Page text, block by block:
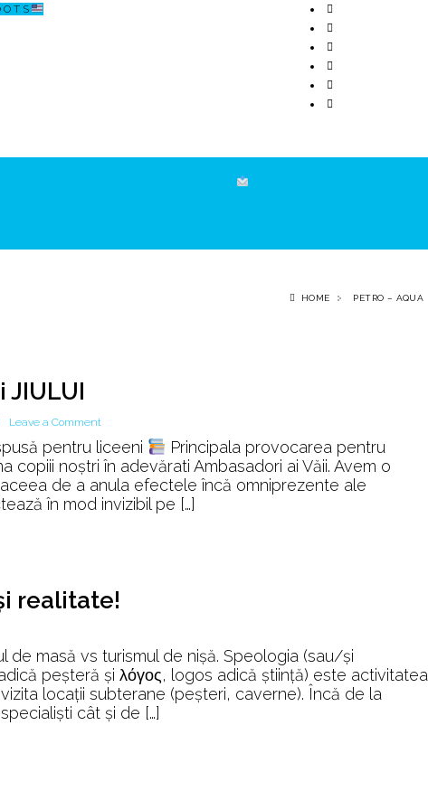
O T S
HOME PETRO – AQUA
JIULUI
Leave a Commenton
Povestea
multimilenară
Văii
pentru liceeni
Principala provocarea pentru
noștri în adevărati Ambasadori ai Văii. Avem o
de a anula efectele încă omniprezente ale
în mod invizibil pe […]
realitate!
de masă vs turismul de nișă. Speologia (sau/și
peșteră și λόγος, logos adică știință) este activitatea
locații subterane (peșteri, caverne). Încă de la
cât și de […]